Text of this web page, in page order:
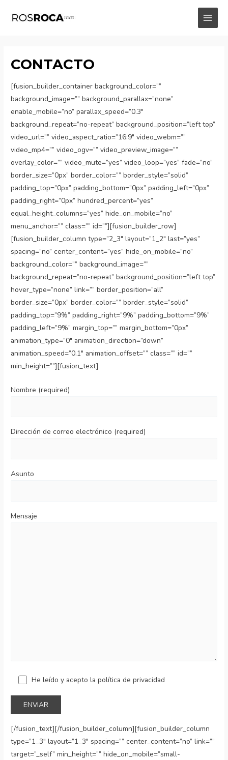
MAIN
CONTACTO
[fusion_builder_container background_color=””
background_image=”” background_parallax=”none”
enable_mobile=”no” parallax_speed=”0.3″
background_repeat=”no-repeat” background_position=”left top”
video_url=”” video_aspect_ratio=”16:9″ video_webm=””
video_mp4=”” video_ogv=”” video_preview_image=””
overlay_color=”” video_mute=”yes” video_loop=”yes” fade=”no”
border_size=”0px” border_color=”” border_style=”solid”
padding_top=”0px” padding_bottom=”0px” padding_left=”0px”
padding_right=”0px” hundred_percent=”yes”
equal_height_columns=”yes” hide_on_mobile=”no”
menu_anchor=”” class=”” id=””][fusion_builder_row]
[fusion_builder_column type=”2_3″ layout=”1_2″ last=”yes”
spacing=”no” center_content=”yes” hide_on_mobile=”no”
background_color=”” background_image=””
background_repeat=”no-repeat” background_position=”left top”
hover_type=”none” link=”” border_position=”all”
border_size=”0px” border_color=”” border_style=”solid”
padding_top=”9%” padding_right=”9%” padding_bottom=”9%”
padding_left=”9%” margin_top=”” margin_bottom=”0px”
animation_type=”0″ animation_direction=”down”
animation_speed=”0.1″ animation_offset=”” class=”” id=””
min_height=””][fusion_text]
Nombre (required)
Dirección de correo electrónico (required)
Asunto
Mensaje
He leído y acepto la política de privacidad
[/fusion_text][/fusion_builder_column][fusion_builder_column
type=”1_3″ layout=”1_3″ spacing=”” center_content=”no” link=””
target=”_self” min_height=”” hide_on_mobile=”small-